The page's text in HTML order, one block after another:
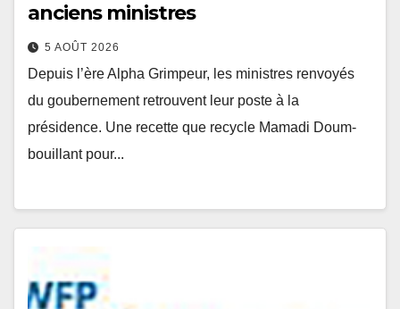
anciens ministres
5 AOÛT 2026
Depuis l’ère Alpha Grimpeur, les ministres renvoyés
du goubernement retrouvent leur poste à la
présidence. Une recette que recycle Mamadi Doum-
bouillant pour...